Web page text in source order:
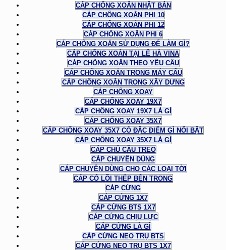
CÁP CHỐNG XOẮN NHẬT BẢN
CÁP CHỐNG XOẮN PHI 10
CÁP CHỐNG XOẮN PHI 12
CÁP CHỐNG XOẮN PHI 6
CÁP CHỐNG XOẮN SỬ DỤNG ĐỂ LÀM GÌ?
CÁP CHỐNG XOẮN TẠI LÊ HÀ VINA
CÁP CHỐNG XOẮN THEO YÊU CẦU
CÁP CHỐNG XOẮN TRONG MÁY CẨU
CÁP CHỐNG XOẮN TRONG XÂY DỰNG
CÁP CHỐNG XOAY
CÁP CHỐNG XOAY 19X7
CÁP CHỐNG XOAY 19X7 LÀ GÌ
CÁP CHỐNG XOAY 35X7
CÁP CHỐNG XOAY 35X7 CÓ ĐẶC ĐIỂM GÌ NỔI BẬT
CÁP CHỐNG XOAY 35X7 LÀ GÌ
CÁP CHỦ CẦU TREO
CÁP CHUYÊN DÙNG
CÁP CHUYÊN DÙNG CHO CÁC LOẠI TỜI
CÁP CÓ LÕI THÉP BÊN TRONG
CÁP CỨNG
CÁP CỨNG 1X7
CÁP CỨNG BTS 1X7
CÁP CỨNG CHỊU LỰC
CÁP CỨNG LÀ GÌ
CÁP CỨNG NEO TRỤ BTS
CÁP CỨNG NEO TRỤ BTS 1X7